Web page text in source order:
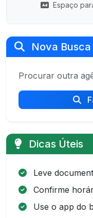
Espaço
Nova Busca
Procurar outra
Dicas Úteis
Leve
Confirme
Use o app do